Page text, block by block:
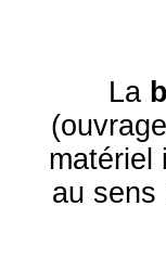
La
matériel
au sens